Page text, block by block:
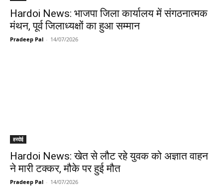
Hardoi News: भाजपा जिला कार्यालय में संगठनात्मक
मंथन, पूर्व जिलाध्यक्षों का हुआ सम्मान
Pradeep Pal - 14/07/2026
हरदोई
Hardoi News: खेत से लौट रहे युवक को अज्ञात वाहन
ने मारी टक्कर, मौके पर हुई मौत
Pradeep Pal - 14/07/2026